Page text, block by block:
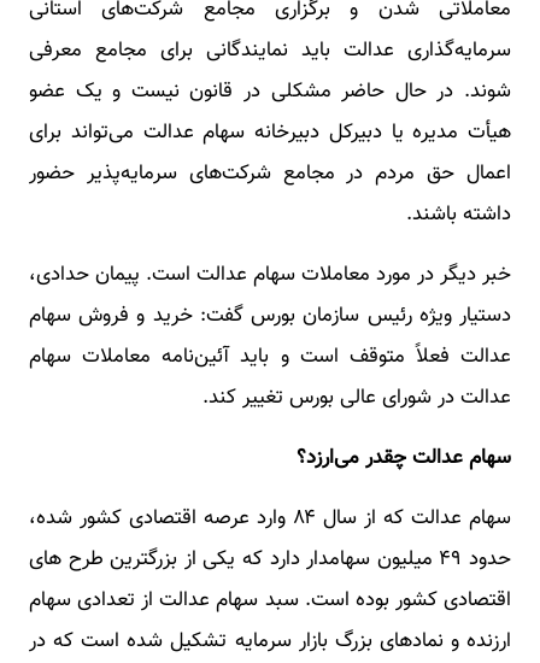
معاملاتی شدن و برگزاری مجامع شرکت‌های استانی
سرمایه‌گذاری عدالت باید نمایندگانی برای مجامع معرفی
شوند. در حال حاضر مشکلی در قانون نیست و یک عضو
هیأت مدیره یا دبیرکل دبیرخانه سهام عدالت می‌تواند برای
اعمال حق مردم در مجامع شرکت‌های سرمایه‌پذیر حضور
داشته باشند.
خبر دیگر در مورد معاملات سهام عدالت است. پیمان حدادی،
دستیار ویژه رئیس سازمان بورس گفت: خرید و فروش سهام
عدالت فعلاً متوقف است و باید آئین‌نامه معاملات سهام
عدالت در شورای عالی بورس تغییر کند.
سهام عدالت چقدر می‌ارزد؟
سهام عدالت که از سال ۸۴ وارد عرصه اقتصادی کشور شده،
حدود ۴۹ میلیون سهامدار دارد که یکی از بزرگترین طرح های
اقتصادی کشور بوده است. سبد سهام عدالت از تعدادی سهام
ارزنده و نمادهای بزرگ بازار سرمایه تشکیل شده است که در